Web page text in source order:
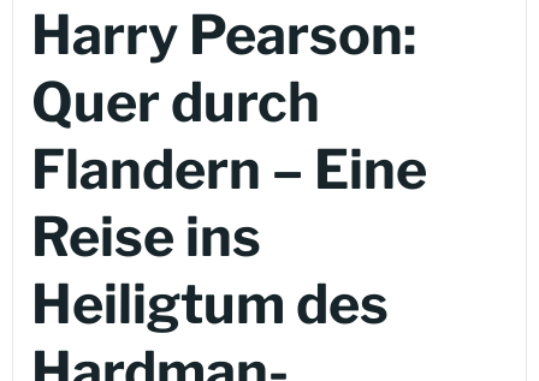
Harry Pearson:
Quer durch
Flandern – Eine
Reise ins
Heiligtum des